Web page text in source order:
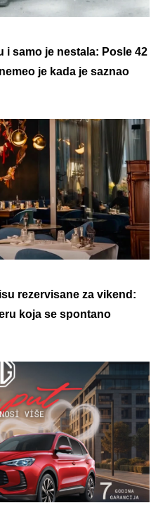
i samo je nestala: Posle 42
je kada je saznao
rezervisane za vikend:
koja se spontano